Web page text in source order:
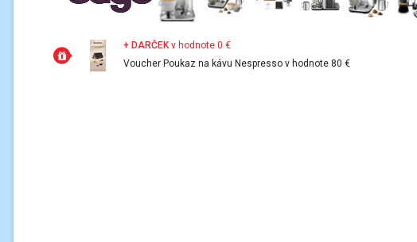
+ DARČEKv hodnote 0 €
Voucher Poukaz na kávu Nespresso v hodnote 80 €